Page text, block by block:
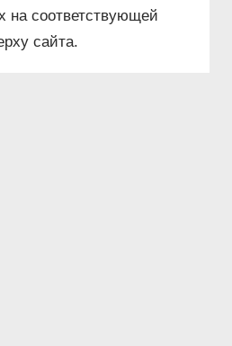
на соответствующей
сайта.